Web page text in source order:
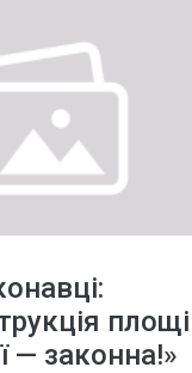
площі
— законна!»